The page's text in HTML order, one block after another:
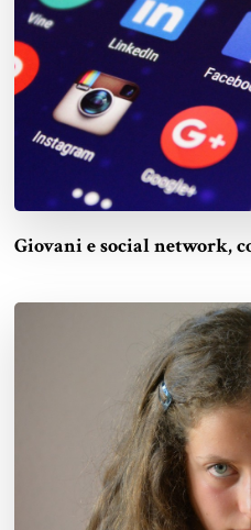
Giovani e social network,